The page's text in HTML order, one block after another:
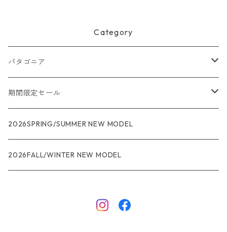
Category
パタゴニア
メンズ
R1
R1エア
ウィメンズ
R1
ジャケット・アウター
期間限定セール
★★★
レインウェアー
2026SPRING/SUMMER NEW MODEL
2026FALL/WINTER NEW MODEL